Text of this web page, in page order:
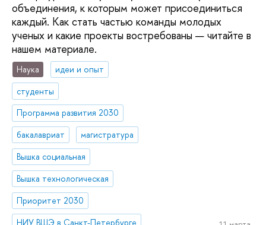
объединения, к которым может присоединиться
каждый. Как стать частью команды молодых
ученых и какие проекты востребованы — читайте в
нашем материале.
Наука
идеи и опыт
студенты
Программа развития 2030
бакалавриат
магистратура
Вышка социальная
Вышка технологическая
Приоритет 2030
НИУ ВШЭ в Санкт-Петербурге